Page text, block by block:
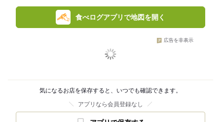
食べログアプリで地図を開く
広告を非表示
気になるお店を保存すると、いつでも確認できます。
アプリなら会員登録なし